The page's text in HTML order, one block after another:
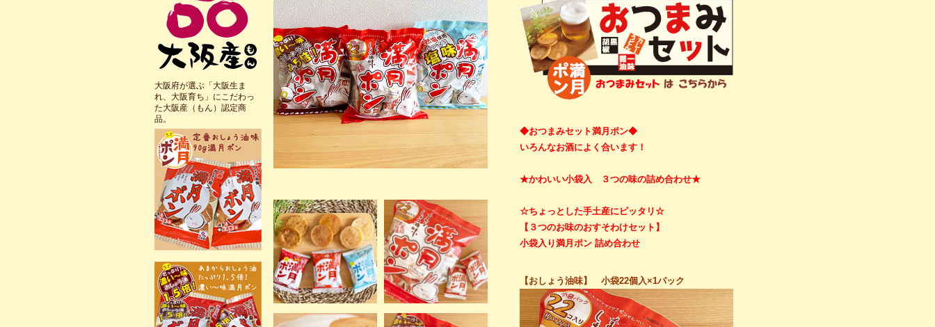
大阪府が選ぶ「大阪生ま
れ、大阪育ち」にこだわっ
た大阪産（もん）認定商
品。
◆おつまみセット満月ポン◆
いろんなお酒によく合います！
★かわいい小袋入 ３つの味の詰め合わせ★
☆ちょっとした手土産にピッタリ☆
【３つのお味のおすそわけセット】
小袋入り満月ポン 詰め合わせ
【おしょう油味】 小袋22個入×1パック